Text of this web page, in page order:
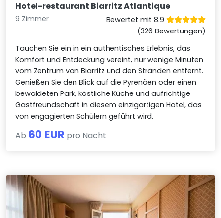
Hotel-restaurant Biarritz Atlantique
9 Zimmer
Bewertet mit 8.9
(326 Bewertungen)
Tauchen Sie ein in ein authentisches Erlebnis, das
Komfort und Entdeckung vereint, nur wenige Minuten
vom Zentrum von Biarritz und den Stränden entfernt.
Genießen Sie den Blick auf die Pyrenäen oder einen
bewaldeten Park, köstliche Küche und aufrichtige
Gastfreundschaft in diesem einzigartigen Hotel, das
von engagierten Schülern geführt wird.
Ab 60 EUR pro Nacht